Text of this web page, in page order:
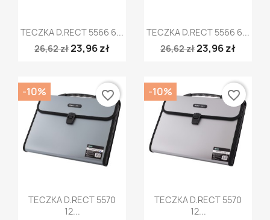
Szybki podgląd
TECZKA D.RECT 5566 6...
26,62 zł23,96 zł
Szybki podgląd
TECZKA D.RECT 5566 6...
26,62 zł23,96 zł
Szybki podgląd
TECZKA D.RECT 5570
12...
-10% favorite_border
Szybki podgląd
TECZKA D.RECT 5570
12...
-10% favorite_border